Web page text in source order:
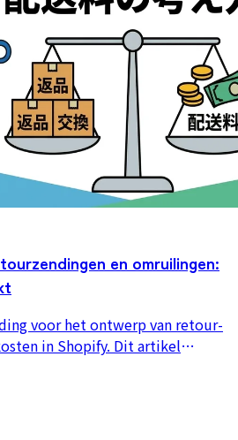
en omruilingen:
voor het ontwerp van retour-
in Shopify. Dit artikel
en hoe je de operationele